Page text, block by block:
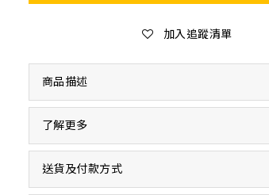
加入追蹤清單
商品描述
了解更多
送貨及付款方式